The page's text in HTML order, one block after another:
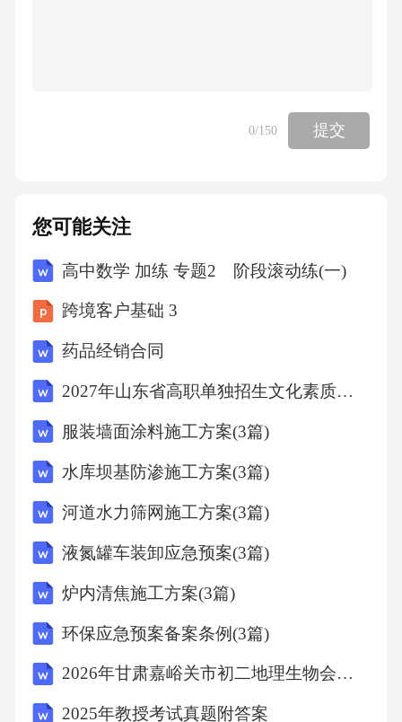
D.Toahospital答案：C
helibrary.”表明她要去图书馆。Whatdoesthemanp
lantodonext?
A.Writealetter
B.Callthepolice
C.Visitafriend
D.Gotowork答案：A
解析：对话中“Letmewritealettertomyparents.”表
明他接下来想写信。Whatistherelationshipbetwee
nthespeakers?
0/150 提交
您可能关注
高中数学 加练 专题2 阶段滚动练(一)
跨境客户基础 3
药品经销合同
2027年山东省高职单独招生文化素质全真仿真卷（中职考生专用）
服装墙面涂料施工方案(3篇)
水库坝基防渗施工方案(3篇)
河道水力筛网施工方案(3篇)
液氮罐车装卸应急预案(3篇)
炉内清焦施工方案(3篇)
环保应急预案备案条例(3篇)
2026年甘肃嘉峪关市初二地理生物会考考试试题及答案
2025年教授考试真题附答案